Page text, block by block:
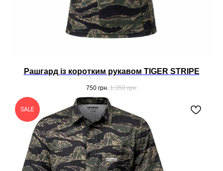
Рашгард із коротким рукавом TIGER STRIPE
750 грн. 1 350 грн.
SALE